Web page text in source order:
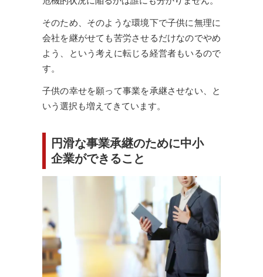
そのため、そのような環境下で子供に無理に
会社を継がせても苦労させるだけなのでやめ
よう、という考えに転じる経営者もいるので
す。
子供の幸せを願って事業を承継させない、と
いう選択も増えてきています。
円滑な事業承継のために中小
企業ができること